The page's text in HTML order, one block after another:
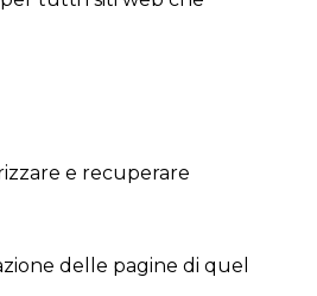
e recuperare
delle pagine di quel